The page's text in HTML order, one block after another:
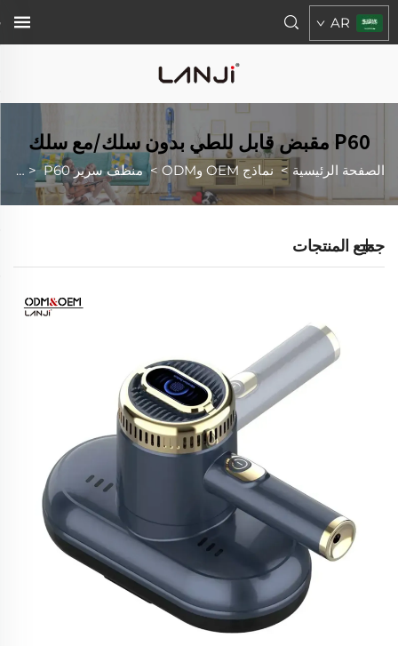
AR
P60 مقبض قابل للطي بدون سلك/مع سلك
الصفحة الرئيسية > نماذج OEM وODM >منظف سرير UV >P60 مقابض قابلة للطي - بدون سلك / مع سلك
جميع المنتجات